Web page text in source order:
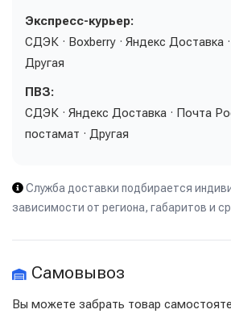
Экспресс-курьер:
СДЭК · Boxberry · Яндекс Доставка
Другая
ПВЗ:
СДЭК · Яндекс Доставка · Почта
постамат · Другая
Служба доставки подбирается
зависимости от региона, габаритов и
Самовывоз
Вы можете забрать товар